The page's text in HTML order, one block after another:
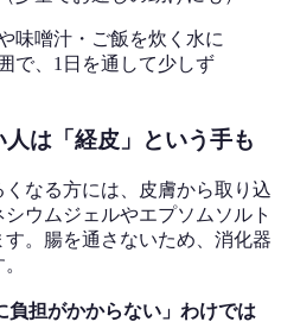
味噌汁・ご飯を炊く水に
で、1日を通して少しず
は「経皮」という手も
なる方には、皮膚から取り込
シウムジェルやエプソムソルト
。腸を通さないため、消化器
負担がかからない」わけでは